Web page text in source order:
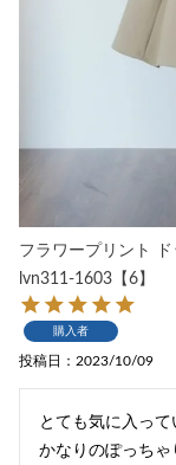
フラワープリント ド
lvn311-1603【6】
購入者
投稿日 2023/10/09
とても気に入って
かなりのぽっちゃ